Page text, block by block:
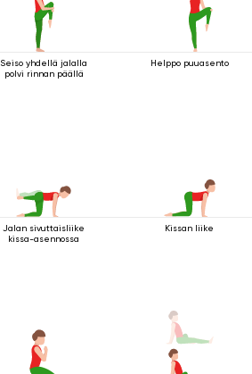
Seiso yhdellä jalalla
polvi rinnan päällä
Helppo puuasento
Jalan sivuttaisliike
kissa-asennossa
Kissan liike